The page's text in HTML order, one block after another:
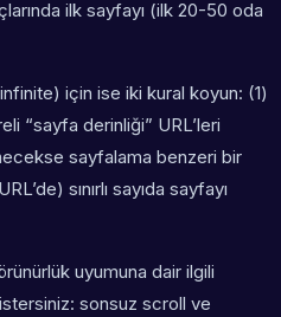
ilk sayfayı (ilk 20-50 oda
için ise iki kural koyun: (1)
“sayfa derinliği” URL’leri
sayfalama benzeri bir
sınırlı sayıda sayfayı
uyumuna dair ilgili
sonsuz scroll ve